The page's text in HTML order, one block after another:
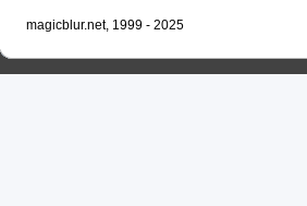
magicblur.net, 1999 - 2025